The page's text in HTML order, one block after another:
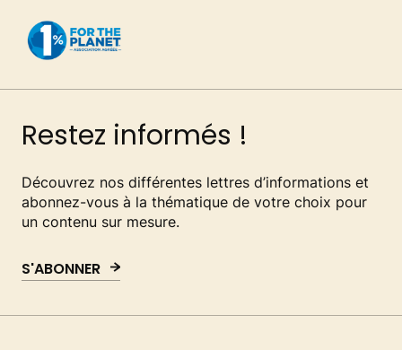
Restez informés !
Découvrez nos différentes lettres d’informations et
abonnez-vous à la thématique de votre choix pour
un contenu sur mesure.
S'ABONNER